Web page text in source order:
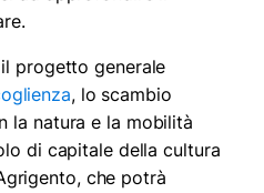
progetto generale
, lo scambio
la natura e la mobilità
di capitale della cultura
che potrà